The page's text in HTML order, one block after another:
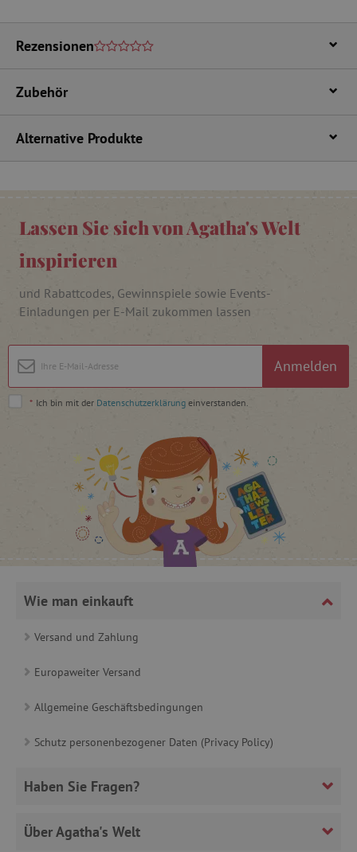
Rezensionen
Zubehör
Alternative Produkte
Lassen Sie sich von Agatha's Welt
inspirieren
und Rabattcodes, Gewinnspiele sowie Events-
Einladungen per E-Mail zukommen lassen
Anmelden
* Ich bin mit der Datenschutzerklärung einverstanden.
Wie man einkauft
Versand und Zahlung
Europaweiter Versand
Allgemeine Geschäftsbedingungen
Schutz personenbezogener Daten (Privacy Policy)
Haben Sie Fragen?
Über Agatha's Welt
.ct.pinterest.com
.agathaswelt.de
product_filter_remember www.agathaswelt.de
_sp_ses.ab3e
www.agathaswelt.de
CookieScriptConsent
CookieScript
_sp_id.ab3e www.agathaswelt.de
featureFlagCheckoutExperimentVariant
www.agathaswelt.de